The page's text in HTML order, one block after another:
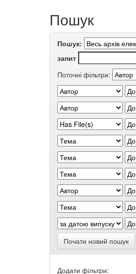
Пошук
Пошук:
запит
Поточні фільтри:
Почати новий пошук
Додати фільтри: